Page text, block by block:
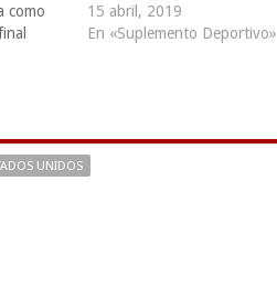
como
15 abril, 2019
En «Suplemento Deportivo»
UNIDOS